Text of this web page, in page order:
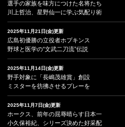
選手の家族を味方につけた名将たち
川上哲治、星野仙一に学ぶ気配り術
2025年11月21日(金)更新
広島初優勝の立役者ホプキンス
野球と医学の“文武二刀流”伝説
2025年11月14日(金)更新
野手対象に「長嶋茂雄賞」創設
ミスターを彷彿させるプレーを
2025年11月7日(金)更新
ホークス、前年の屈辱晴らす日本一
小久保裕紀、シリーズ決めた好采配